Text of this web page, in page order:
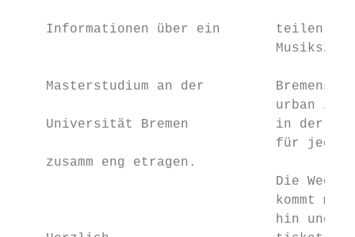
Informationen über ein       teilen
Masterstudium an der         Bremens
urban im
Universität Bremen           in der
für jeden
    zusam­­m en­­­g etragen.
Die Wege
kommt
hin und